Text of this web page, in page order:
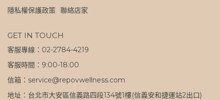
隱私權保護政策 聯絡店家
GET IN TOUCH
客服專線：02-2784-4219
客服時間：9:00-18:00
信箱：service@repovwellness.com
地址：台北市大安區信義路四段134號1樓(信義安和捷運站2出口)